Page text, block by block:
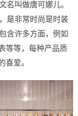
名叫做唐可娜儿。
是非常时尚是时装
含许多方面，例如
等等，每种产品质
喜爱。